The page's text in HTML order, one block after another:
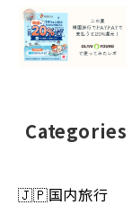
Categories
🇯🇵国内旅行